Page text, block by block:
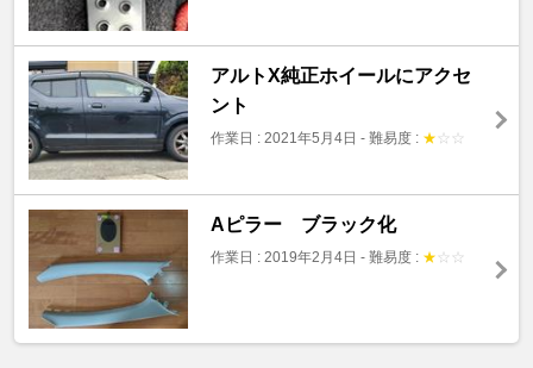
アルトX純正ホイールにアクセ
ント
作業日 : 2021年5月4日 - 難易度 : ★ ☆ ☆
Aピラー ブラック化
作業日 : 2019年2月4日 - 難易度 : ★ ☆ ☆